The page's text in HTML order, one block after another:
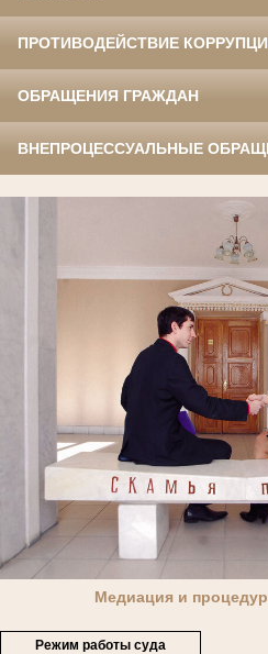
ПРОТИВОДЕЙСТВИЕ
ОБРАЩЕНИЯ ГРАЖДАН
ВНЕПРОЦЕССУАЛЬНЫЕ
Медиация и
Режим работы суда